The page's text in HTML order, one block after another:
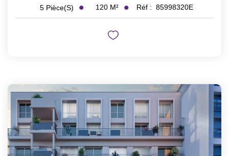
5 Pièce(s) 120 M² Réf : 85998320E